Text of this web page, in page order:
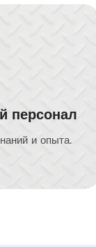
персонал
и опыта.